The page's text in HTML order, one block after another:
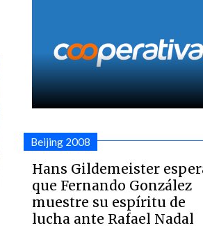
Beijing 2008
Hans Gildemeister
que Fernando González
muestre su espíritu de
lucha ante Rafael Nadal